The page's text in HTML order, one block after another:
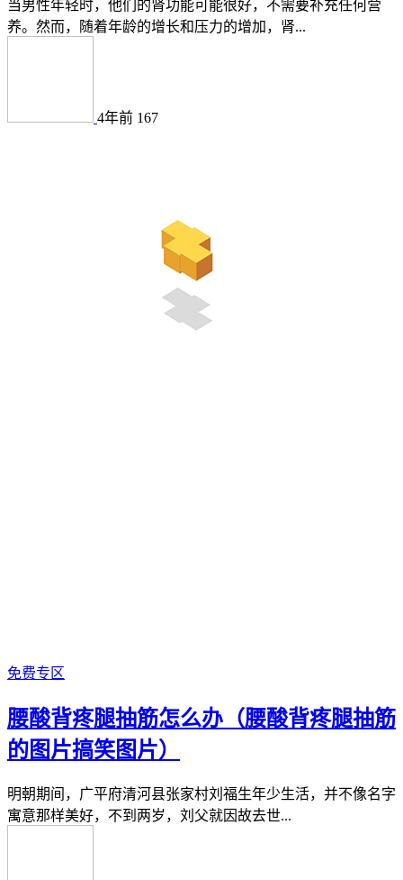
当男性年轻时，他们的肾功能可能很好，不需要补充任何营
养。然而，随着年龄的增长和压力的增加，肾...
4年前 167
免费专区
腰酸背疼腿抽筋怎么办（腰酸背疼腿抽筋
的图片搞笑图片）
明朝期间，广平府清河县张家村刘福生年少生活，并不像名字
寓意那样美好，不到两岁，刘父就因故去世...